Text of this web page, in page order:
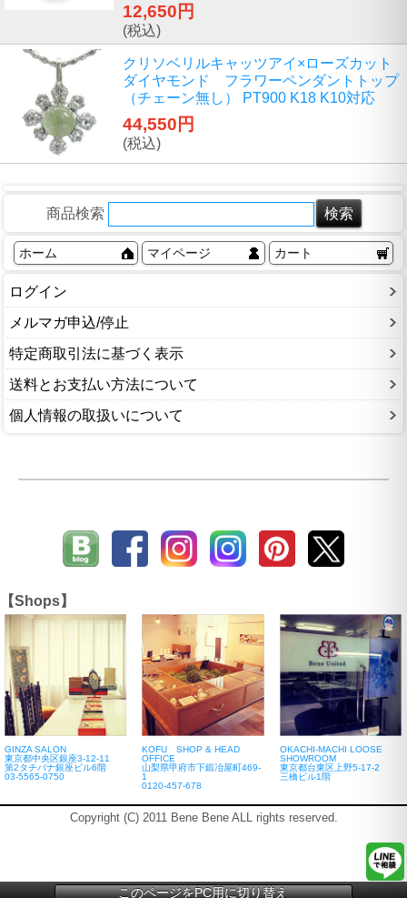
12,650円
(税込)
クリソベリルキャッツアイ×ローズカット
ダイヤモンド フラワーペンダントトップ
（チェーン無し） PT900 K18 K10対応
44,550円
(税込)
商品検索
ホーム マイページ カート
ログイン
メルマガ申込/停止
特定商取引法に基づく表示
送料とお支払い方法について
個人情報の取扱いについて
【Shops】
GINZA SALON
東京都中央区銀座3-12-11
第2タチバナ銀座ビル6階
03-5565-0750
KOFU SHOP & HEAD
OFFICE
山梨県甲府市下鍛冶屋町469-
1
0120-457-678
OKACHI-MACHI LOOSE
SHOWROOM
東京都台東区上野5-17-2
三橋ビル1階
Copyright (C) 2011 Bene Bene ALL rights reserved.
このページをPC用に切り替え